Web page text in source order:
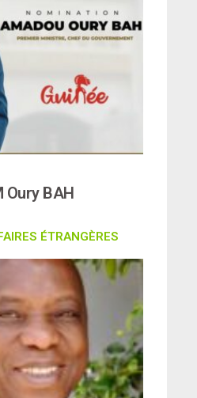
Oury BAH
ÉTRANGÈRES